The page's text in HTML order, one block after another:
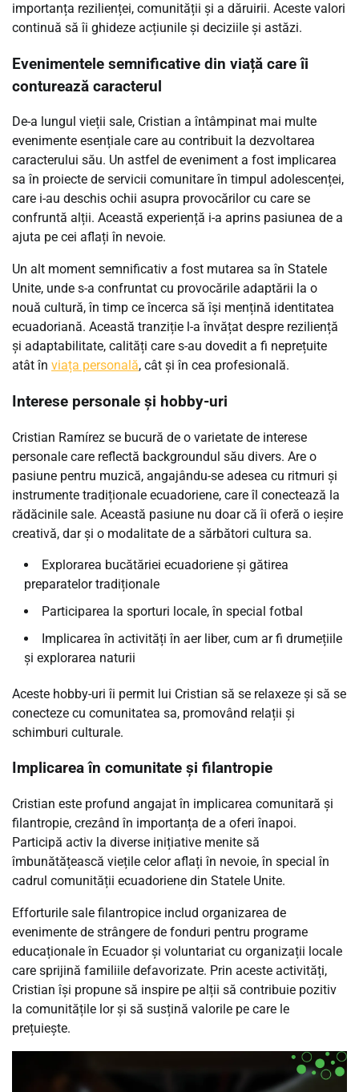
importanța rezilienței, comunității și a dăruirii. Aceste valori
continuă să îi ghideze acțiunile și deciziile și astăzi.
Evenimentele semnificative din viață care îi
conturează caracterul
De-a lungul vieții sale, Cristian a întâmpinat mai multe
evenimente esențiale care au contribuit la dezvoltarea
caracterului său. Un astfel de eveniment a fost implicarea
sa în proiecte de servicii comunitare în timpul adolescenței,
care i-au deschis ochii asupra provocărilor cu care se
confruntă alții. Această experiență i-a aprins pasiunea de a
ajuta pe cei aflați în nevoie.
Un alt moment semnificativ a fost mutarea sa în Statele
Unite, unde s-a confruntat cu provocările adaptării la o
nouă cultură, în timp ce încerca să își mențină identitatea
ecuadoriană. Această tranziție l-a învățat despre reziliență
și adaptabilitate, calități care s-au dovedit a fi neprețuite
atât în viața personală, cât și în cea profesională.
Interese personale și hobby-uri
Cristian Ramírez se bucură de o varietate de interese
personale care reflectă backgroundul său divers. Are o
pasiune pentru muzică, angajându-se adesea cu ritmuri și
instrumente tradiționale ecuadoriene, care îl conectează la
rădăcinile sale. Această pasiune nu doar că îi oferă o ieșire
creativă, dar și o modalitate de a sărbători cultura sa.
Explorarea bucătăriei ecuadoriene și gătirea
preparatelor tradiționale
Participarea la sporturi locale, în special fotbal
Implicarea în activități în aer liber, cum ar fi drumețiile
și explorarea naturii
Aceste hobby-uri îi permit lui Cristian să se relaxeze și să se
conecteze cu comunitatea sa, promovând relații și
schimburi culturale.
Implicarea în comunitate și filantropie
Cristian este profund angajat în implicarea comunitară și
filantropie, crezând în importanța de a oferi înapoi.
Participă activ la diverse inițiative menite să
îmbunătățească viețile celor aflați în nevoie, în special în
cadrul comunității ecuadoriene din Statele Unite.
Efforturile sale filantropice includ organizarea de
evenimente de strângere de fonduri pentru programe
educaționale în Ecuador și voluntariat cu organizații locale
care sprijină familiile defavorizate. Prin aceste activități,
Cristian își propune să inspire pe alții să contribuie pozitiv
la comunitățile lor și să susțină valorile pe care le
prețuiește.